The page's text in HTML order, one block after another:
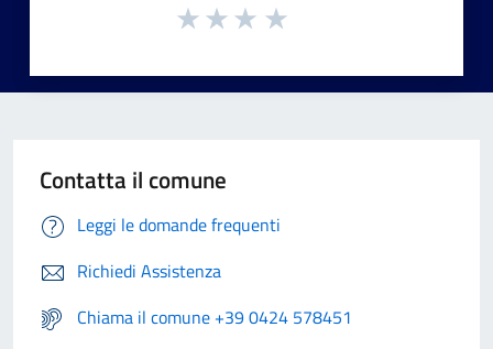
Contatta il comune
Leggi le domande frequenti
Richiedi Assistenza
Chiama il comune +39 0424 578451